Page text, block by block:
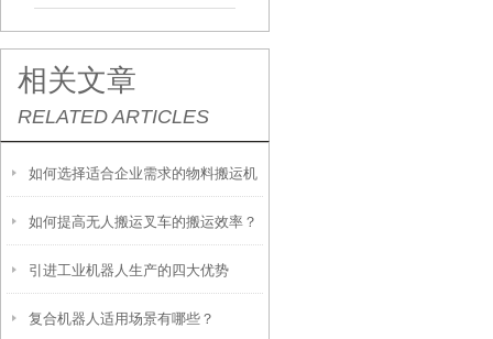
相关文章
RELATED ARTICLES
如何选择适合企业需求的物料搬运机
器人？
如何提高无人搬运叉车的搬运效率？
引进工业机器人生产的四大优势
复合机器人适用场景有哪些？